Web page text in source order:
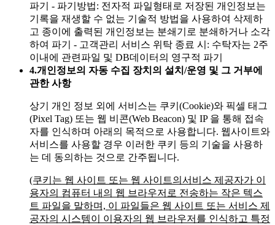
파기
- 파기방법: 전자적 파일형태로 저장된 개인정보는
기록을 재생할 수 없는 기술적 방법을 사용하여 삭제하
고 종이에 출력된 개인정보는 분쇄기로 분쇄하거나 소각
하여 파기
- 고객관리 서비스 위탁 종료 시: 수탁자는 2주
이내에 관련파일 및 DB데이터의 영구적 파기
4.개인정보의 자동 수집 장치의 설치/운영 및 그 거부에
관한 사항
상기 개인 정보 외에 서비스는 쿠키(Cookie)와 픽셀 태그
(Pixel Tag) 또는 웹 비콘(Web Beacon) 및 IP 을 통해 접속
자를 인식하며 아래의 목적으로 사용합니다. 웹사이트와
서비스를 사용할 경우 이러한 쿠키 등의 기술을 사용하
는 데 동의하는 것으로 간주됩니다.
(쿠키는 웹 사이트 또는 웹 사이트의서비스 제공자가 이
용자의 컴퓨터 내의 웹 브라우저로 전송하는 작은 텍스
트 파일을 말하며, 이 파일들은 웹 사이트 또는 서비스 제
공자의 시스템이 이용자의 웹 브라우저를 인식하고 특정